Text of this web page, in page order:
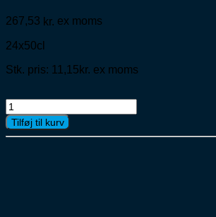
267,53 kr. ex moms
24x50cl
Stk. pris: 11,15kr. ex moms
Faxe
Kondi
24x50cl
Tilføj til kurv